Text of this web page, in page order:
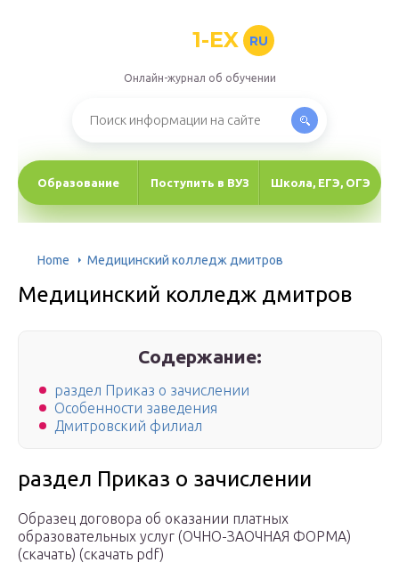
1-EX RU
Онлайн-журнал об обучении
Образование Поступить в ВУЗ Школа, ЕГЭ, ОГЭ
Home Медицинский колледж дмитров
Медицинский колледж дмитров
Содержание:
раздел Приказ о зачислении
Особенности заведения
Дмитровский филиал
раздел Приказ о зачислении
Образец договора об оказании платных
образовательных услуг (ОЧНО-ЗАОЧНАЯ ФОРМА)
(скачать) (скачать pdf)